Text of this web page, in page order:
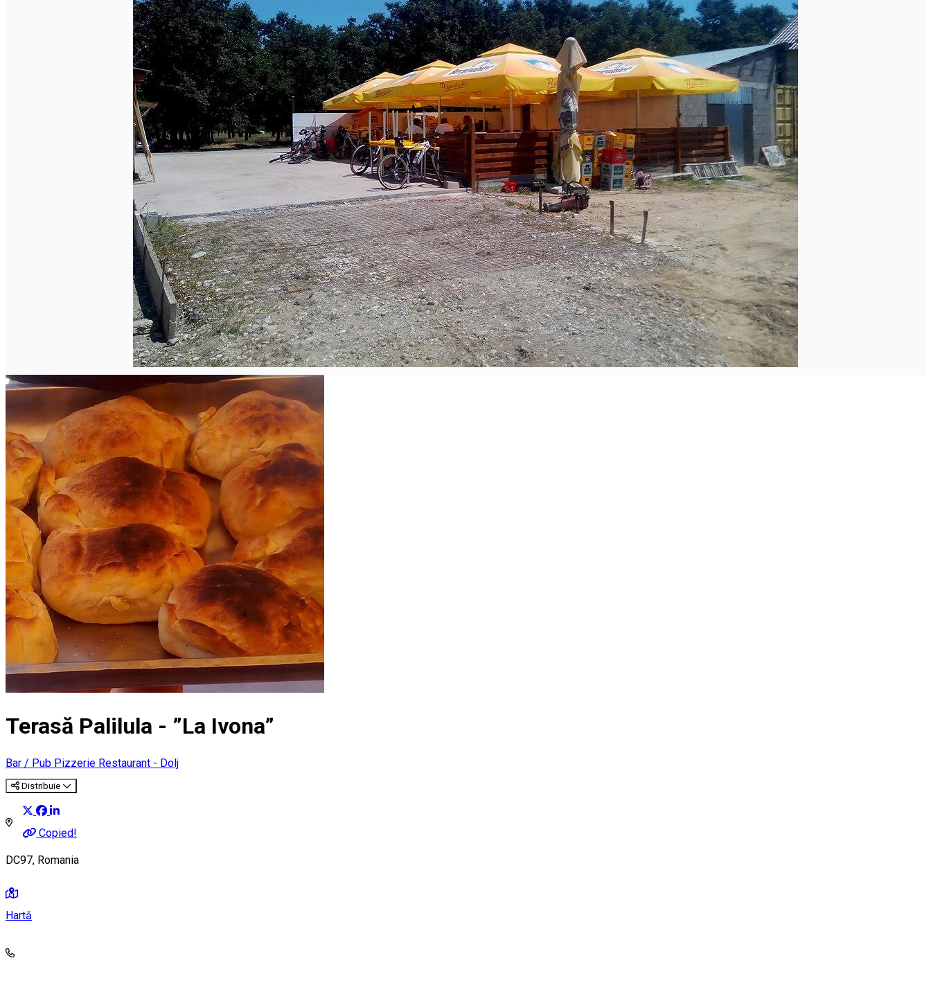
Închirieri biciclete
Încărcare vehicule electrice
Terasă Palilula - ”La Ivona”
Bar / Pub Pizzerie Restaurant - Dolj
Distribuie
Copied!
DC97, Romania
Hartă